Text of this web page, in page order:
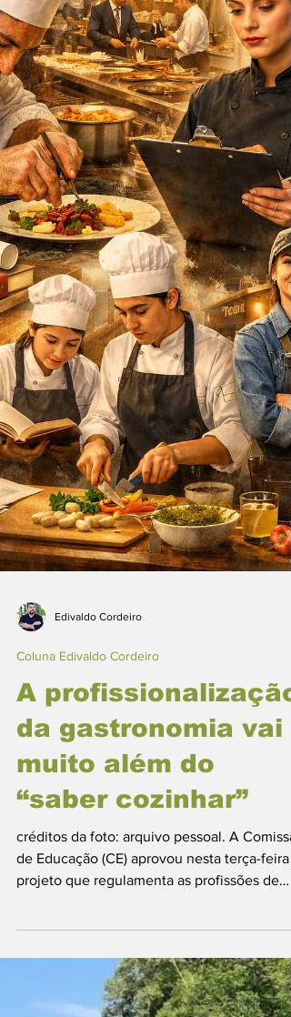
Edivaldo Cordeiro
Coluna Edivaldo Cordeiro
A profissionalização
da gastronomia vai
créditos da foto: arquivo pessoal. A
de Educação (CE) aprovou nesta terça-feira